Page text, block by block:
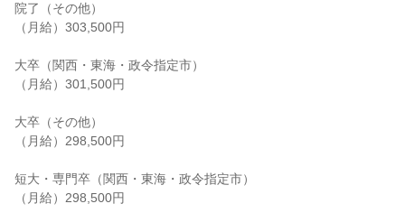
院了（その他）
（月給）303,500円
大卒（関西・東海・政令指定市）
（月給）301,500円
大卒（その他）
（月給）298,500円
短大・専門卒（関西・東海・政令指定市）
（月給）298,500円